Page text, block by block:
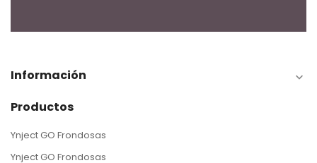
Información 
Productos
Ynject GO Frondosas
Ynject GO Frondosas